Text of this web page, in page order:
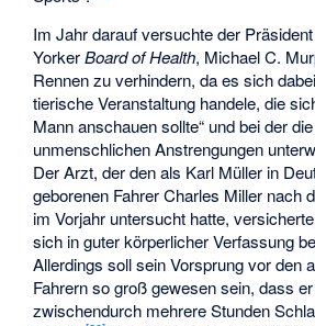
Im Jahr darauf versuchte der
YorkerBoard of Health, Michael C.
Rennen zu verhindern, da es sich
tierische Veranstaltung handele, die
Mann anschauen sollte“ und bei der
unmenschlichen Anstrengungen
Der Arzt, der den als Karl Müller in
geborenen FahrerCharles Miller nach
im Vorjahr untersucht hatte,
sich in guter körperlicher Verfassung
Allerdings soll sein Vorsprung vor den
Fahrern so groß gewesen sein, dass
zwischendurch mehrere Stunden